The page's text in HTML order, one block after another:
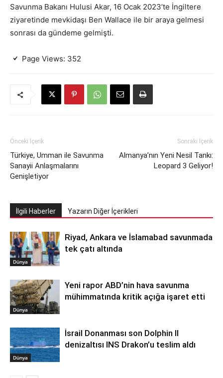
Savunma Bakanı Hulusi Akar, 16 Ocak 2023’te İngiltere
ziyaretinde mevkidaşı Ben Wallace ile bir araya gelmesi
sonrası da gündeme gelmişti.
Page Views: 352
Önceki İçerik
Türkiye, Umman ile Savunma
Sanayii Anlaşmalarını
Genişletiyor
Sonraki İçerik
Almanya’nın Yeni Nesil Tankı:
Leopard 3 Geliyor!
İlgili Haberler Yazarın Diğer İçerikleri
Dünya
Riyad, Ankara ve İslamabad savunmada
tek çatı altında
Dünya
Yeni rapor ABD’nin hava savunma
mühimmatında kritik açığa işaret etti
Dünya
İsrail Donanması son Dolphin II
denizaltısı INS Drakon’u teslim aldı